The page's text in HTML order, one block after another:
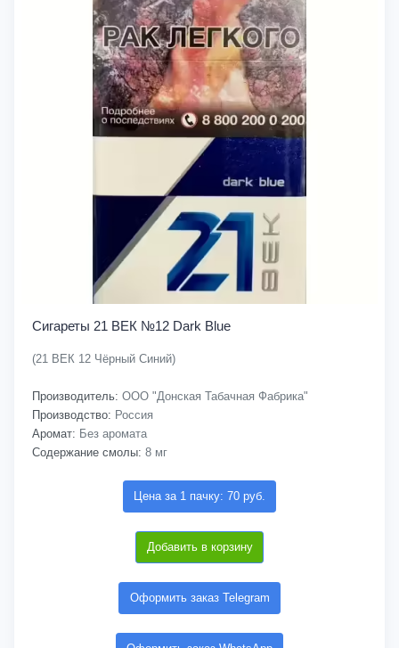
Сигареты 21 ВЕК №12 Dark Blue
(21 ВЕК 12 Чёрный Синий)
Производитель: ООО "Донская Табачная Фабрика"
Производство: Россия
Аромат: Без аромата
Содержание смолы: 8 мг
Цена за 1 пачку: 70 руб.
Добавить в корзину
Оформить заказ Telegram